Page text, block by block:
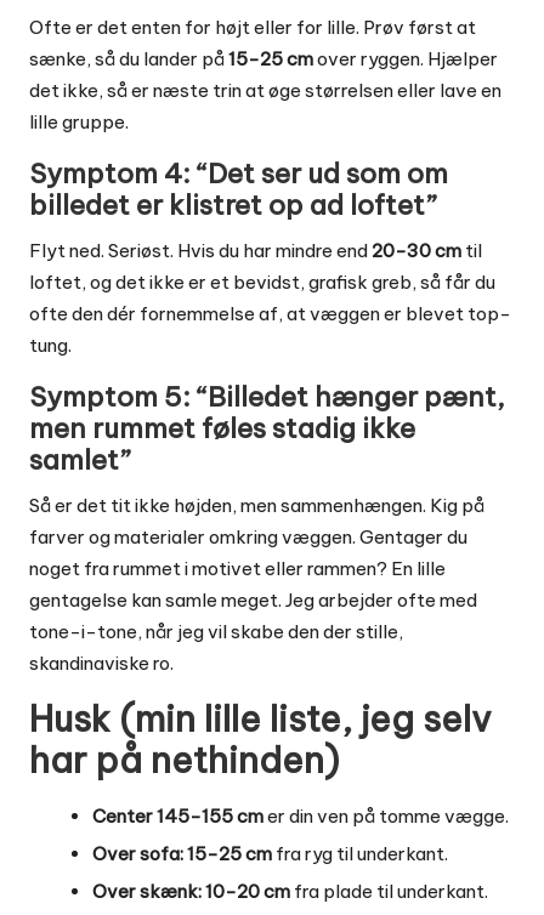
Ofte er det enten for højt eller for lille. Prøv først at
sænke, så du lander på15-25 cmover ryggen. Hjælper
det ikke, så er næste trin at øge størrelsen eller lave en
lille gruppe.
Symptom 4: “Det ser ud som om
billedet er klistret op ad loftet”
Flyt ned. Seriøst. Hvis du har mindre end 20-30 cm til
loftet, og det ikke er et bevidst, grafisk greb, så får du
ofte den dér fornemmelse af, at væggen er blevet top-
tung.
Symptom 5: “Billedet hænger pænt,
men rummet føles stadig ikke
samlet”
Så er det tit ikke højden, men sammenhængen. Kig på
farver og materialer omkring væggen. Gentager du
noget fra rummet i motivet eller rammen? En lille
gentagelse kan samle meget. Jeg arbejder ofte med
tone-i-tone, når jeg vil skabe den der stille,
skandinaviske ro.
Husk (min lille liste, jeg selv
har på nethinden)
Center 145-155 cmer din ven på tomme vægge.
Over sofa: 15-25 cm fra ryg til underkant.
Over skænk: 10-20 cm fra plade til underkant.